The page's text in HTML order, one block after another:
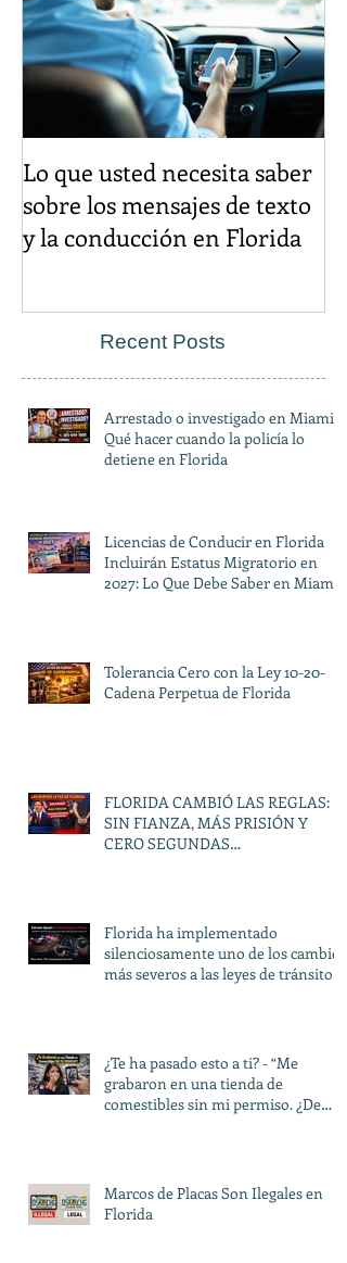
Lo que usted necesita saber
sobre los mensajes de texto
y la conducción en Florida
Recent Posts
Arrestado o investigado en Miami?
Qué hacer cuando la policía lo
detiene en Florida
Licencias de Conducir en Florida
Incluirán Estatus Migratorio en
2027: Lo Que Debe Saber en Miami
Tolerancia Cero con la Ley 10-20-
Cadena Perpetua de Florida
FLORIDA CAMBIÓ LAS REGLAS:
SIN FIANZA, MÁS PRISIÓN Y
CERO SEGUNDAS
Florida ha implementado
silenciosamente uno de los cambios
más severos a las leyes de tránsito
¿Te ha pasado esto a ti? - “Me
grabaron en una tienda de
comestibles sin mi permiso. ¿De
Marcos de Placas Son Ilegales en
Florida